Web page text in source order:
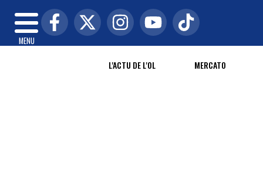
MENU
L'ACTU DE L'OL MERCATO